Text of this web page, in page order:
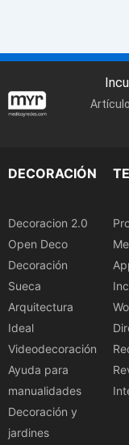
DECORACIÓN
Decoracion 2.0
Open Deco
Decoración
Sueca
Arquitectura
Ideal
Videodecoración
Ayuda para
manualidades
Decoración y
jardines